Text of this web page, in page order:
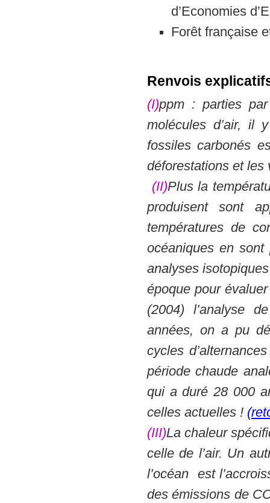
d’Economies
Forêt française
Renvois
(I)ppm : parties
molécules d’air, il
fossiles carbonés
déforestations et les
(II)Plus la
produisent sont
températures de
océaniques en
analyses
époque pour
(2004) l’analyse
années, on a pu
cycles
période chaude
qui a duré 28 000
celles actuelles !
(III)La chaleur
celle de l’air. Un
l’océan est
des émissions de